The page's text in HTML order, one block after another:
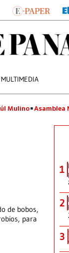
MULTIMEDIA
Mulino Asamblea
de bobos,
para
1
2
3